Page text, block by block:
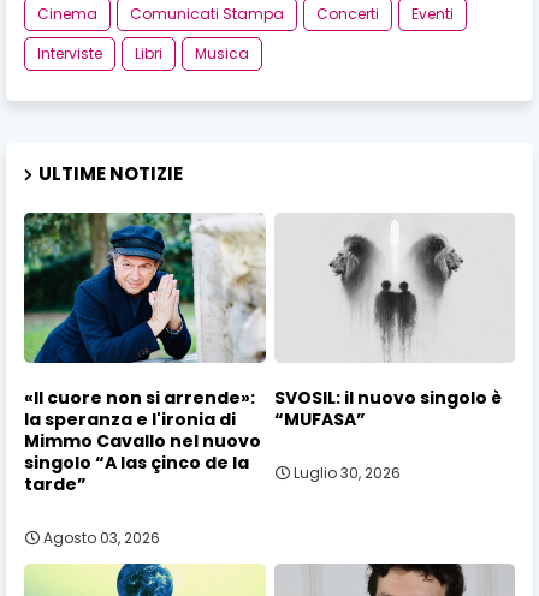
Cinema Comunicati Stampa Concerti
Eventi
Interviste
Libri Musica
ULTIME NOTIZIE
«Il cuore non si arrende»:
la speranza e l'ironia di
Mimmo Cavallo nel nuovo
singolo “A las çinco de la
tarde”
Agosto 03, 2026
SVOSIL: il nuovo singolo è
“MUFASA”
Luglio 30, 2026